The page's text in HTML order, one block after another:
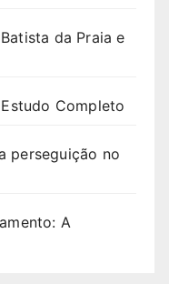
da Praia e
Completo
perseguição no
A